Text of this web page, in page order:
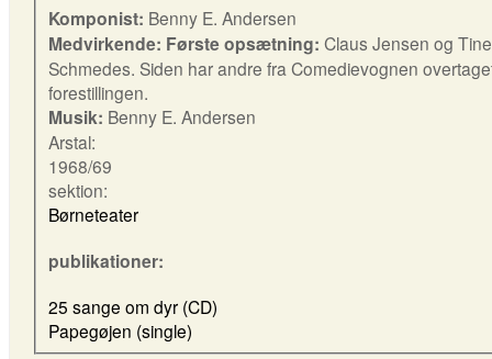
Komponist: Benny E. Andersen
Medvirkende: Første opsætning: Claus Jensen og Tine
Schmedes. Siden har andre fra Comedievognen
forestillingen.
Musik: Benny E. Andersen
Arstal:
1968/69
sektion:
Børneteater
publikationer:
25 sange om dyr (CD)
Papegøjen (single)